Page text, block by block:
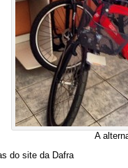
A
do site da Dafra